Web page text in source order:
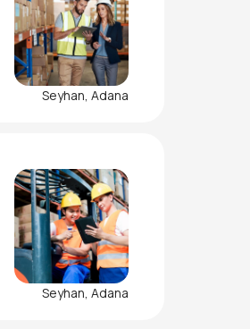
Seyhan, Adana
Seyhan, Adana